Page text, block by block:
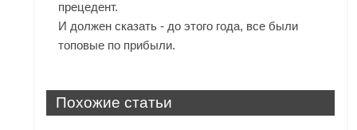
прецедент.
И должен сказать - до этого года, все были
топовые по прибыли.
Похожие статьи